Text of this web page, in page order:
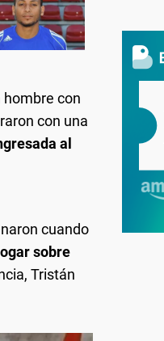
hombre con
con una
al
cuando
sobre
Tristán